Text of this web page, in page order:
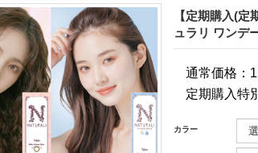
【定期購入(
ュラリ ワンデ
通常価格：
定期購入特
カラー